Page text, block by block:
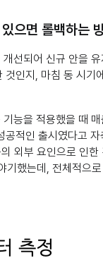
으면 롤백하는
선되어 신규 안을
것인지, 마침 동 시
능을 적용했을 때
공적인 출시였다고
외부 요인으로 인
기했는데, 전체적으